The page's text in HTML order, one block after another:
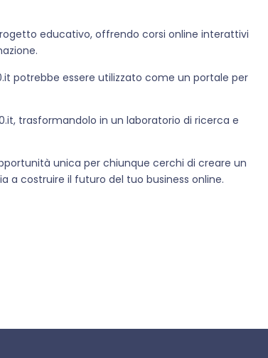
educativo, offrendo corsi online interattivi
potrebbe essere utilizzato come un portale per
trasformandolo in un laboratorio di ricerca e
unica per chiunque cerchi di creare un
a costruire il futuro del tuo business online.